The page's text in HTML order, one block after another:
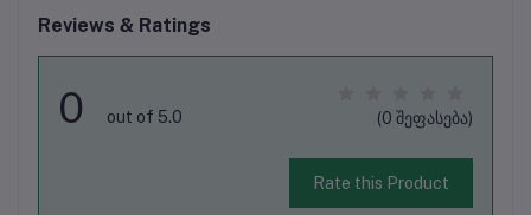
Reviews & Ratings
0 out of 5.0 (0 შეფასება)
Rate this Product